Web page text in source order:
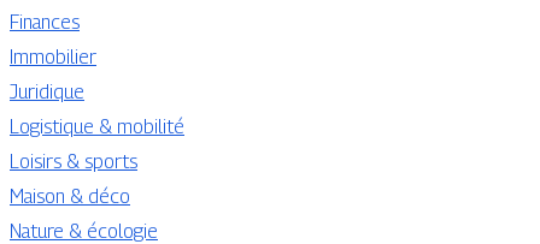
Finances
Immobilier
Juridique
Logistique & mobilité
Loisirs & sports
Maison & déco
Nature & écologie